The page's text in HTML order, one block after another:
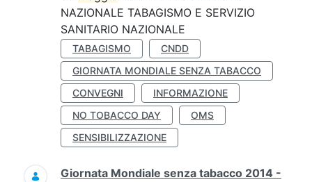
NAZIONALE TABAGISMO E SERVIZIO
SANITARIO NAZIONALE
TABAGISMO
CNDD
GIORNATA MONDIALE SENZA TABACCO
CONVEGNI
INFORMAZIONE
NO TOBACCO DAY
OMS
SENSIBILIZZAZIONE
Giornata Mondiale senza tabacco 2014 -